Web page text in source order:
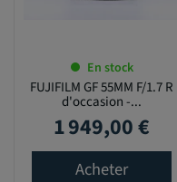
En stock
FUJIFILM GF 55MM F/1.7 R
d'occasion -...
Prix
1 949,00 €
Acheter